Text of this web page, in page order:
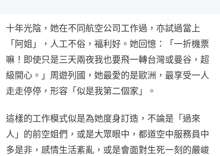
十年光陰，她在不同航空公司工作過，亦試過當上
「阿姐」，人工不俗，福利好。她回憶：「一折機票
嘛！即使只是三天兩夜我也要飛一轉台灣或曼谷，超
級開心。」周遊列國，她最愛的是歐洲，最享受一人
走走停停，形容「似是我第二個家」。
這樣的工作模式似是為她度身訂造，不論是「過來
人」的前空姐們，或是大眾眼中，都道空中服務員中
多是非，感情生活紊亂，或是會面對生死一刻的嚴峻